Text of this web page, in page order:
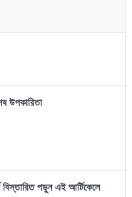
উপকারিতা
পড়ুন এই আর্টিকেলে